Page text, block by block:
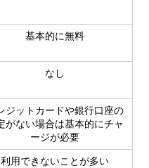
基本的に無料
なし
ジットカードや銀行口座の
がない場合は基本的にチャ
ージが必要
利用できないことが多い